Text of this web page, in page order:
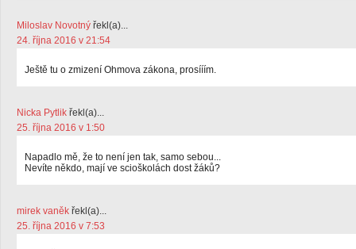
Miloslav Novotný řekl(a)...
24. října 2016 v 21:54
Ještě tu o zmizení Ohmova zákona, prosííím.
Nicka Pytlik řekl(a)...
25. října 2016 v 1:50
Napadlo mě, že to není jen tak, samo sebou...
Nevíte někdo, mají ve scioškolách dost žáků?
mirek vaněk řekl(a)...
25. října 2016 v 7:53